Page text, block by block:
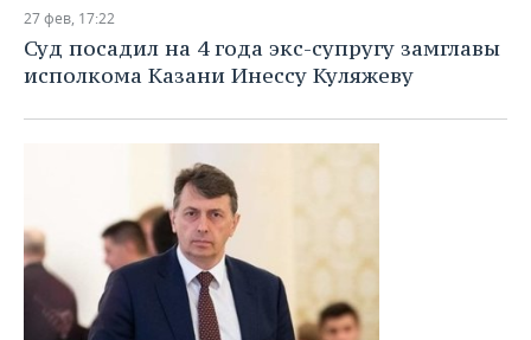
НЕФТЕХИМИЯ
НЕФТЬ
ОПК
РОЗНИЧНАЯ ТОРГОВЛЯ
НОВОСТИ ТЕХНОЛОГИЙ
ТЕЛЕКОММУНИКАЦИИ
МЕРОПРИЯТИЯ
БИЗНЕС-БРАНЧИ
ONLINE-КОНФЕРЕНЦИИ
ОТКРЫТАЯ ЛЕКЦИЯ
ХОККЕЙ
БАСКЕТБОЛ
НОВОСТИ ОБЩЕСТВА
ВЛАСТЬ
ИНФРАСТРУКТУРА
ФОТОГАЛЕРЕЯ
СЮЖЕТЫ
СПРАВОЧНИК
27 фев, 17:22
Суд посадил на 4 года экс-супругу замглавы
исполкома Казани Инессу Куляжеву